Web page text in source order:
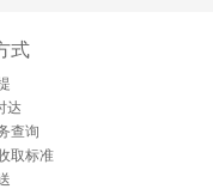
式
达
查询
取标准